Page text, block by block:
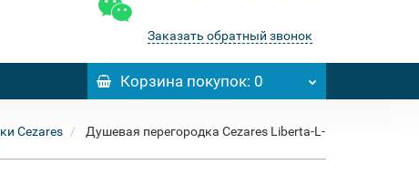
Заказать обратный звонок
Корзинапокупок: 0
Cezares
Душевая перегородка Cezares Liberta-L-